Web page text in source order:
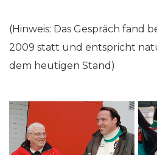
(Hinweis: Das Gespräch fand
2009 statt und entspricht
dem heutigen Stand)